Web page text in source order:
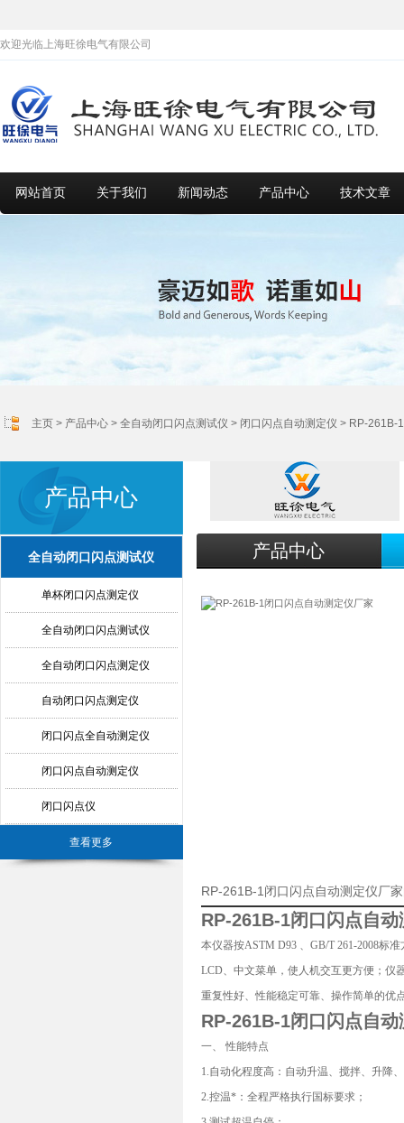
欢迎光临上海旺徐电气有限公司
网站首页 关于我们 新闻动态 产品中心 技术文章
主页 > 产品中心 > 全自动闭口闪点测试仪 > 闭口闪点自动测定仪 > RP-261B-
产品中心
全自动闭口闪点测试仪
单杯闭口闪点测定仪
全自动闭口闪点测试仪
全自动闭口闪点测定仪
自动闭口闪点测定仪
闭口闪点全自动测定仪
闭口闪点自动测定仪
闭口闪点仪
查看更多
产品中心
RP-261B-1闭口闪点自动测定仪厂
RP-261B-1闭口闪点自动
本仪器按ASTM D93 、GB/T 261-2008标
LCD、中文菜单，使人机交互更方便；仪
重复性好、性能稳定可靠、操作简单的优
RP-261B-1闭口闪点自动
一、 性能特点
1.自动化程度高：自动升温、搅拌、升降
2.控温*：全程严格执行国标要求；